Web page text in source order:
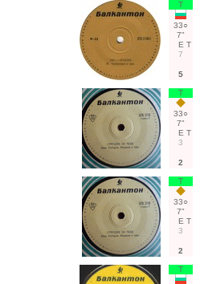
Т
33○
7"
Е Т
7
5
Т
33○
7"
Е Т
3
2
Т
33○
7"
Е Т
3
2
Т